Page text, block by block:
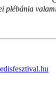
plébánia